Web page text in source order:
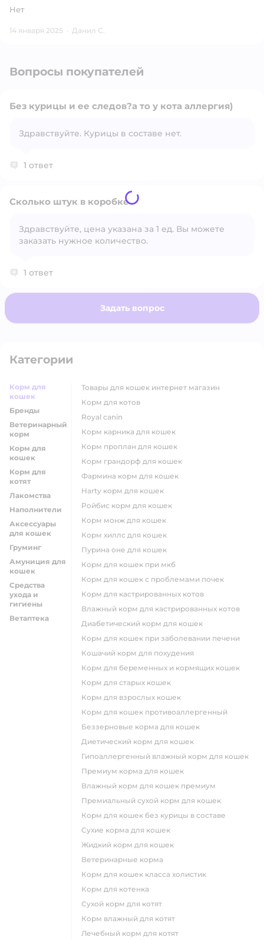
Нет
14 января 2025 · Данил С.
Вопросы покупателей
Открыть вопрос
Без курицы и ее следов?а то у кота аллергия)
Здравствуйте. Курицы в составе нет.
1 ответ
Открыть вопрос
Сколько штук в коробке
Здравствуйте, цена указана за 1 ед. Вы можете
заказать нужное количество.
1 ответ
Задать вопрос
Категории
Корм для
кошек
Бренды
Ветеринарный
корм
Корм для
кошек
Корм для
котят
Лакомства
Наполнители
Аксессуары
для кошек
Груминг
Амуниция для
кошек
Средства
ухода и
гигиены
Ветаптека
товары для кошек интернет магазин
корм для котов
royal canin
корм карника для кошек
корм проплан для кошек
корм грандорф для кошек
фармина корм для кошек
harty корм для кошек
ройбис корм для кошек
корм монж для кошек
корм хиллс для кошек
пурина оне для кошек
корм для кошек при мкб
корм для кошек с проблемами почек
Корм для кастрированных котов
влажный корм для кастрированных котов
диабетический корм для кошек
корм для кошек при заболевании печени
кошачий корм для похудения
корм для беременных и кормящих кошек
корм для старых кошек
корм для взрослых кошек
корм для кошек противоаллергенный
беззерновые корма для кошек
диетический корм для кошек
гипоаллергенный влажный корм для кошек
премиум корма для кошек
влажный корм для кошек премиум
премиальный сухой корм для кошек
корм для кошек без курицы в составе
сухие корма для кошек
жидкий корм для кошек
ветеринарные корма
корм для кошек класса холистик
корм для котенка
сухой корм для котят
корм влажный для котят
лечебный корм для котят